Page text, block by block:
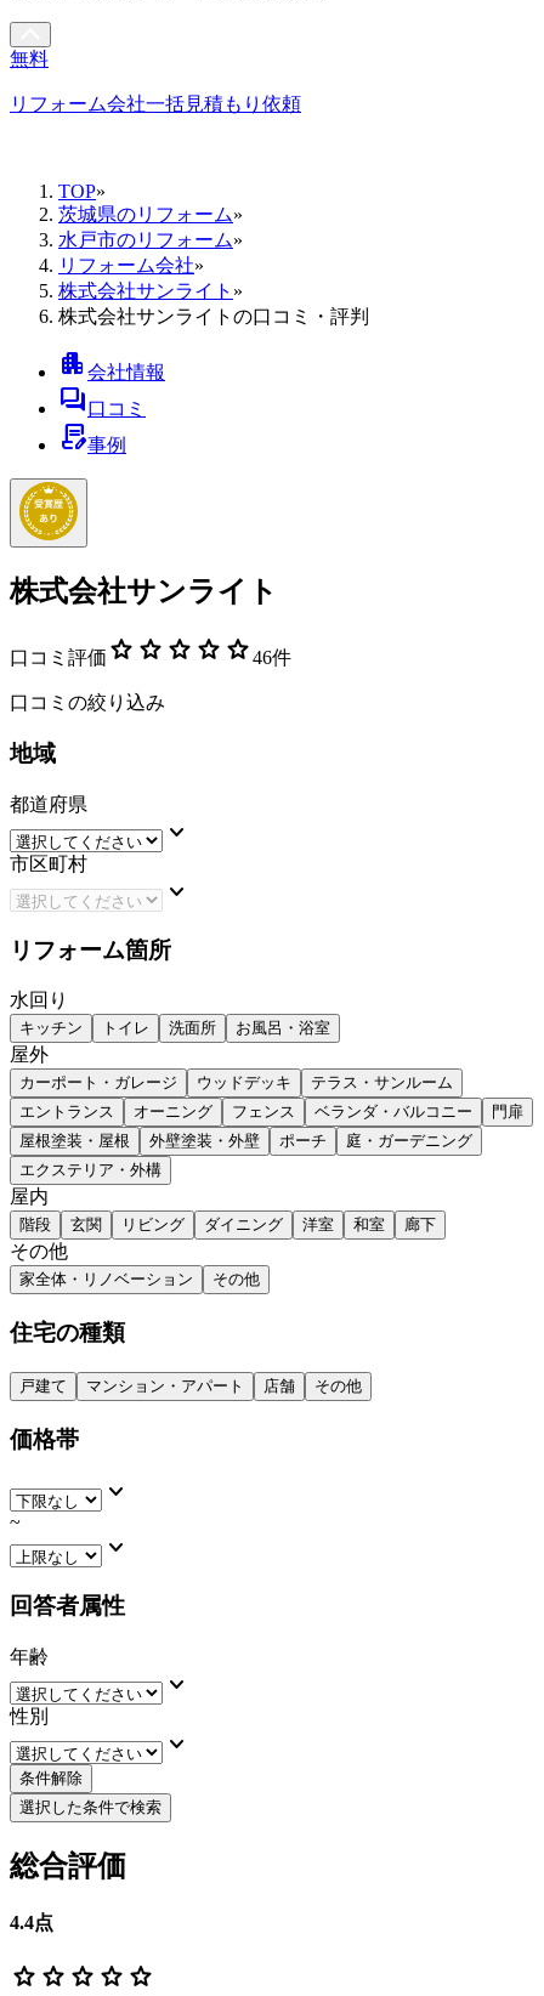
無料
リフォーム会社一括見積もり依頼
TOP»
茨城県のリフォーム»
水戸市のリフォーム»
リフォーム会社»
株式会社サンライト »
株式会社サンライトの口コミ・評判
apartment会社情報
forum口コミ
contract_edit事例
株式会社サンライト
口コミ評価 star star star star star46件
口コミの絞り込み
地域
都道府県
keyboard_arrow_down
市区町村
keyboard_arrow_down
リフォーム箇所
水回り
キッチン トイレ 洗面所 お風呂・浴室
屋外
カーポート・ガレージ ウッドデッキ
テラス・サンルーム
エントランス
オーニング フェンス ベランダ・バルコニー
門扉
屋根塗装・屋根
外壁塗装・外壁 ポーチ
庭・ガーデニング
エクステリア・外構
屋内
階段 玄関 リビング ダイニング 洋室 和室 廊下
その他
家全体・リノベーション その他
住宅の種類
戸建て マンション・アパート 店舗 その他
価格帯
keyboard_arrow_down
~
keyboard_arrow_down
回答者属性
年齢
keyboard_arrow_down
性別
keyboard_arrow_down
条件解除
選択した条件で検索
総合評価
4.4点
star star star star star